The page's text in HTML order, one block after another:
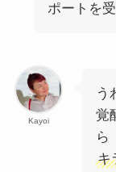
ポートを
Kayoi
う
覚
ら
キ